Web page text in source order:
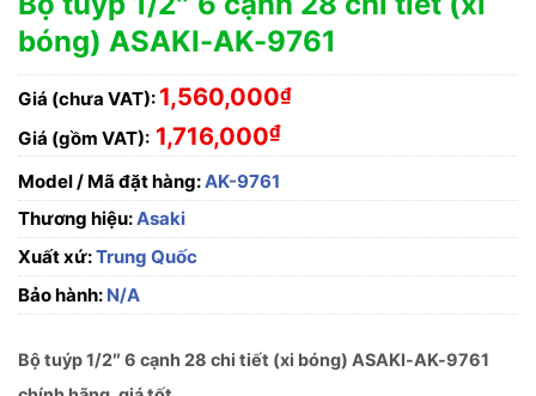
bóng) ASAKI-AK-9761
Giá (chưa VAT): 1,560,000₫
Giá (gồm VAT): 1,716,000₫
Model / Mã đặt hàng:AK-9761
Thương hiệu:Asaki
Xuất xứ:Trung Quốc
Bảo hành: N/A
Bộ tuýp 1/2″ 6 cạnh 28 chi tiết (xi bóng) ASAKI-AK-9761